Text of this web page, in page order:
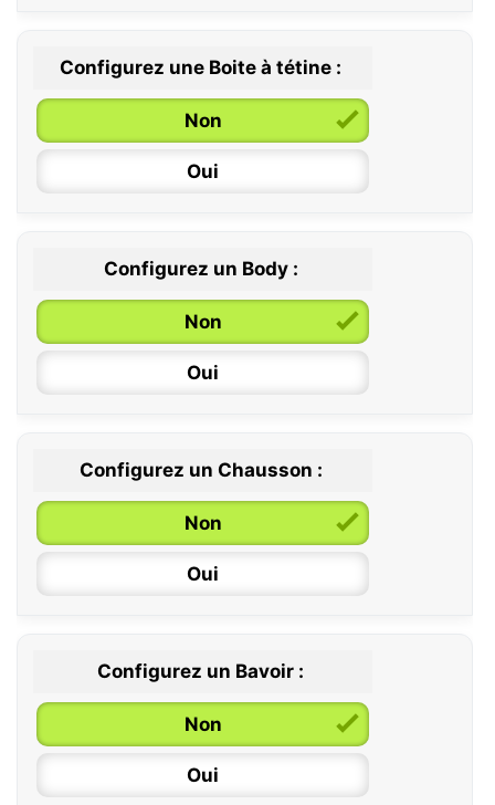
Configurez une Boite à tétine :
Non
Oui
Configurez un Body :
Non
Oui
0 / 6 mois
6 / 12 mois
12 / 18 mois
Configurez un Chausson :
Non
Oui
Configurez un Bavoir :
Non
Oui